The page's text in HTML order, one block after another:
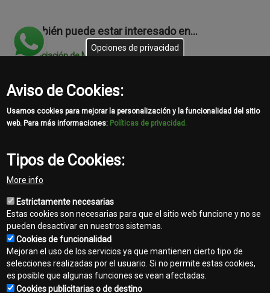
También puede estar interesado en…
Financiación de Maquinaria Agrícola
Las características y especificaciones mostradas corresponden a
una configuración básica del equipo, las imágenes de tractores
con cabina son ilustrativas. Existen OTRAS CONFIGURACIONES
disponibles para lo cual podrá contactar a su distribuidor más
cercano.
El color verde y amarillo arriba reproducidos son una marca
registrada de Deere & Company ante el Instituto Mexicano de la
Propiedad Industrial bajo los registros 1229048 y 1229049.
template-
agro
Opciones de privacidad
Aviso de Cookies:
Usamos cookies para mejorar la personalización y la funcionalidad del sitio
web. Para más informaciones: Políticas de privacidad.
Tipos de Cookies:
More info
Estrictamente necesarias
Estas cookies son necesarias para que el sitio web funcione y no se
pueden desactivar en nuestros sistemas.
Cookies de funcionalidad
Mejoran el uso de los servicios ya que mantienen cierto tipo de
selecciones realizadas por el usuario. Si no permite estas cookies,
es posible que algunas funciones se vean afectadas.
Cookies publicitarias o de destino